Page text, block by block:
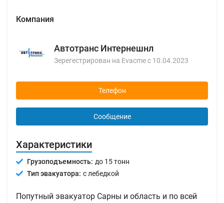
Компания
Автотранс Интернешнл
Зерегестрирован на Evacme с 10.04.2023
Телефон
Сообщение
Характеристики
Грузоподъемность: до 15 тонн
Тип эвакуатора: с лебедкой
Попутный эвакуатор Сарны и область и по всей